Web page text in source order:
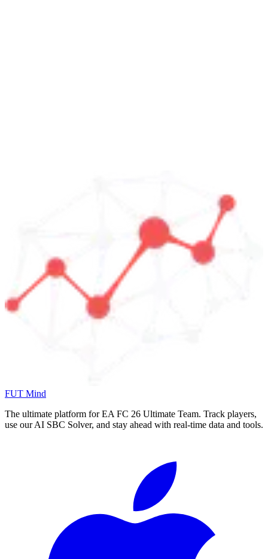
FUT Mind
The ultimate platform for EA FC 26 Ultimate Team. Track players,
use our AI SBC Solver, and stay ahead with real-time data and tools.